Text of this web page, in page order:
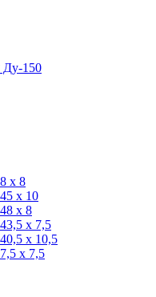
Ду-150
x 8
45 x 10
48 x 8
43,5 x 7,5
40,5 x 10,5
7,5 x 7,5